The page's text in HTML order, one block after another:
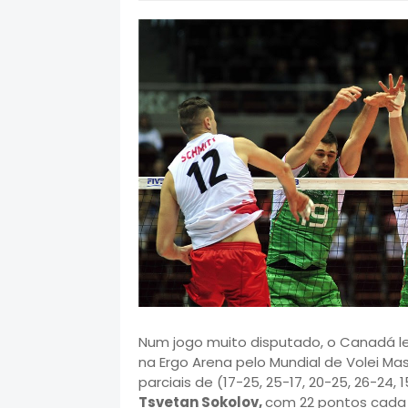
Num jogo muito disputado, o Canadá
na Ergo Arena pelo Mundial de Volei
parciais de (17-25, 25-17, 20-25, 26-
Tsvetan Sokolov,com 22 pontos cada